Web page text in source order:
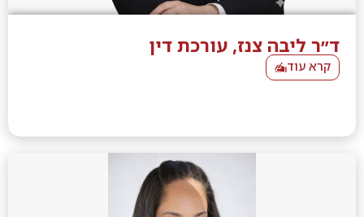
ד״ר ליבה צנז, עורכת דין
קרא עוד